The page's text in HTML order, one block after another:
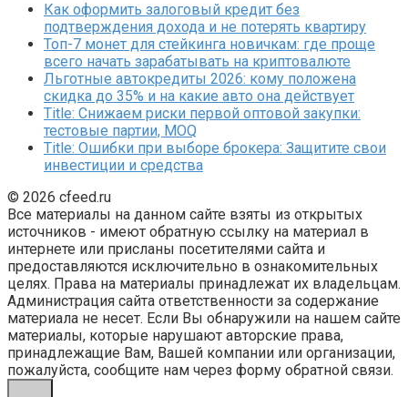
Как оформить залоговый кредит без
подтверждения дохода и не потерять квартиру
Топ-7 монет для стейкинга новичкам: где проще
всего начать зарабатывать на криптовалюте
Льготные автокредиты 2026: кому положена
скидка до 35% и на какие авто она действует
Title: Снижаем риски первой оптовой закупки:
тестовые партии, MOQ
Title: Ошибки при выборе брокера: Защитите свои
инвестиции и средства
© 2026 cfeed.ru
Все материалы на данном сайте взяты из открытых
источников - имеют обратную ссылку на материал в
интернете или присланы посетителями сайта и
предоставляются исключительно в ознакомительных
целях. Права на материалы принадлежат их владельцам.
Администрация сайта ответственности за содержание
материала не несет. Если Вы обнаружили на нашем сайте
материалы, которые нарушают авторские права,
принадлежащие Вам, Вашей компании или организации,
пожалуйста, сообщите нам через форму обратной связи.